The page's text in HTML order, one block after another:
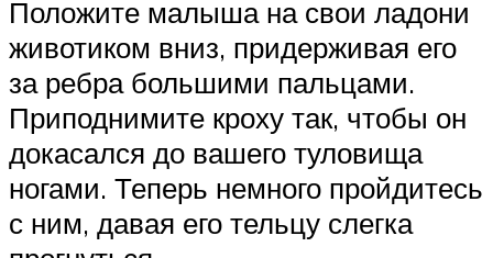
Положите малыша на свои ладони
животиком вниз, придерживая его
за ребра большими пальцами.
Приподнимите кроху так, чтобы он
докасался до вашего туловища
ногами. Теперь немного пройдитесь
с ним, давая его тельцу слегка